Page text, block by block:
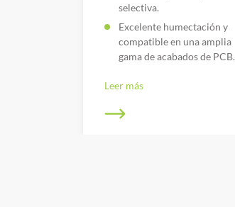
selectiva.
Excelente humectación y
compatible en una amplia
gama de acabados de PCB.
Leer más